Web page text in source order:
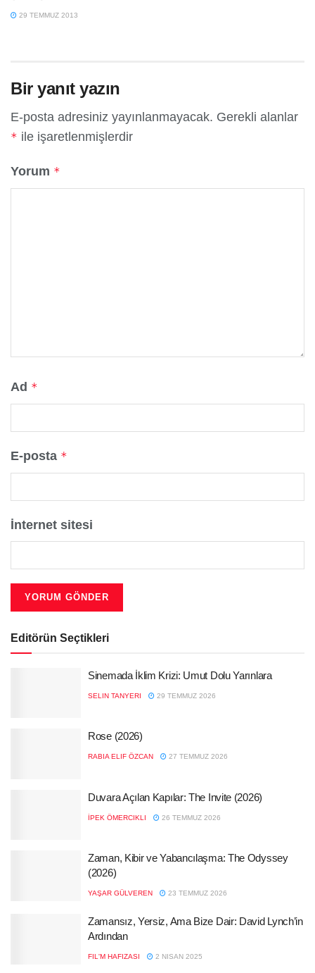
29 TEMMUZ 2013
Bir yanıt yazın
E-posta adresiniz yayınlanmayacak. Gerekli alanlar
* ile işaretlenmişlerdir
Yorum *
Ad *
E-posta *
İnternet sitesi
Editörün Seçtikleri
Sinemada İklim Krizi: Umut Dolu Yarınlara
SELIN TANYERI 29 TEMMUZ 2026
Rose (2026)
RABIA ELIF ÖZCAN 27 TEMMUZ 2026
Duvara Açılan Kapılar: The Invite (2026)
İPEK ÖMERCIKLI 26 TEMMUZ 2026
Zaman, Kibir ve Yabancılaşma: The Odyssey
(2026)
YAŞAR GÜLVEREN 23 TEMMUZ 2026
Zamansız, Yersiz, Ama Bize Dair: David Lynch’in
Ardından
FIL'M HAFIZASI 2 NISAN 2025